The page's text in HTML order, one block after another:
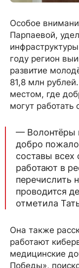
Особое
Парпаевой,
году регион
развитие
81,8 млн
местом, где
могут работать
— Волонтёры
добро
составы всех
работают в
перечислить
проводится
отметила
Она также
работают
медицинские
Победы»,